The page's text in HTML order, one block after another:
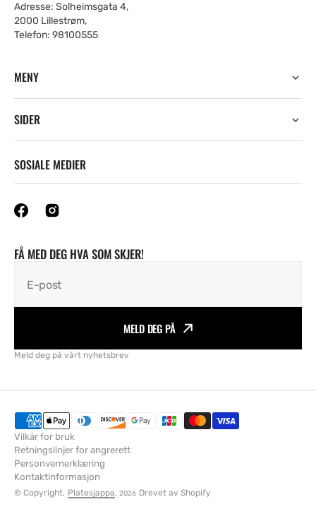
Adresse: Solheimsgata 4,
2000 Lillestrøm,
Telefon: 98100555
MENY
SIDER
SOSIALE MEDIER
FÅ MED DEG HVA SOM SKJER!
E-post
MELD DEG PÅ
Meld deg på vårt nyhetsbrev
Vilkår for bruk
Retningslinjer for angrerett
Personvernerklæring
Kontaktinformasjon
© Copyright, Platesjappa, 2026 Drevet av Shopify